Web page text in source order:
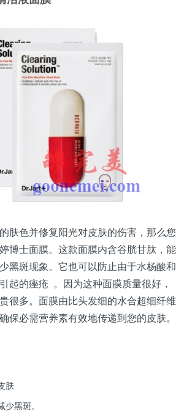
肤色并修复阳光对皮肤的伤害，那么您
博士面膜。这款面膜内含谷胱甘肽，能
黑斑现象。它也可以防止由于水杨酸和
起的痤疮 。因为这种面膜质量很好，
很多。面膜由比头发细的水合超细纤维
保必需营养素有效地传递到您的皮肤。
肤
少黑斑。